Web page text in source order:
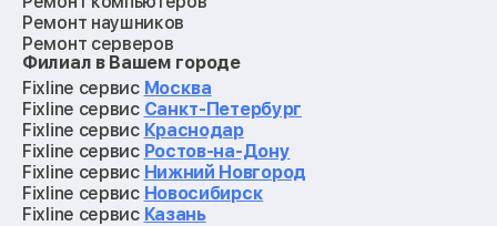
Ремонт наушников
Ремонт серверов
Ремонт мониторов
Ремонт квадрокоптеров
Ремонт электросамокатов
Ремонт материнских плат
Ремонт видеокарт
Ремонт кофемашин
Ремонт vr систем
Ремонт игровых приставок
Филиал в Вашем городе
Fixline сервис Москва
Fixline сервис Санкт-Петербург
Fixline сервис Краснодар
Fixline сервис Ростов-на-Дону
Fixline сервис Нижний Новгород
Fixline сервис Новосибирск
Fixline сервис Казань